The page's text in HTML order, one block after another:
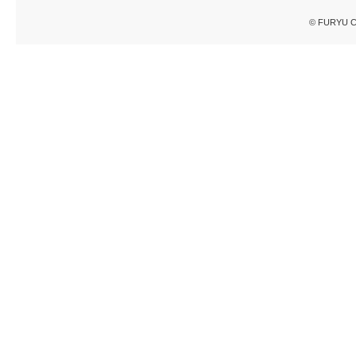
© FURYU